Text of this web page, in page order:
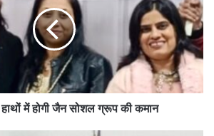
में होगी जैन सोशल ग्रूप की कमान